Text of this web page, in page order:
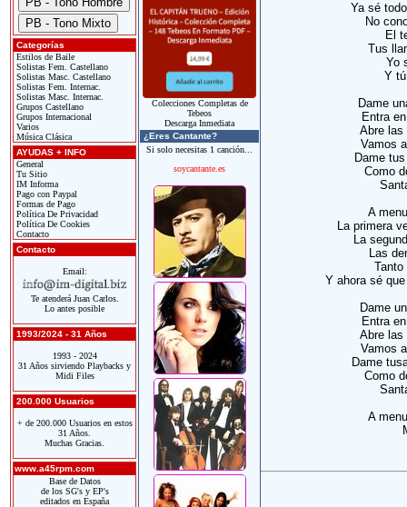
Categorías
Estilos de Baile
Solistas Fem. Castellano
Solistas Masc. Castellano
Solistas Fem. Internac.
Solistas Masc. Internac.
Grupos Castellano
Grupos Internacional
Varios
Música Clásica
AYUDAS + INFO
General
Tu Sitio
IM Informa
Pago con Paypal
Formas de Pago
Política De Privacidad
Política De Cookies
Contacto
Contacto
Email:
Te atenderá Juan Carlos.
Lo antes posible
1993/2024 - 31 Años
1993 - 2024
31 Años sirviendo Playbacks y
Midi Files
200.000 Usuarios
+ de 200.000 Usuarios en estos
31 Años.
Muchas Gracias.
www.a45rpm.com
Base de Datos
de los SG's y EP's
editados en España
Colecciones Completas de
Tebeos
Descarga Inmediata
¿Eres Cantante?
Si solo necesitas 1 canción...
soycantante.es
Ya sé
No
El
Tus
Yo
Y
Dame
Entra
Abre las
Vamos
Dame
Como
A
La primera
La
Las
Tanto
Y ahora sé
Dame
Entra
Abre las
Vamos
Dame
Como
A